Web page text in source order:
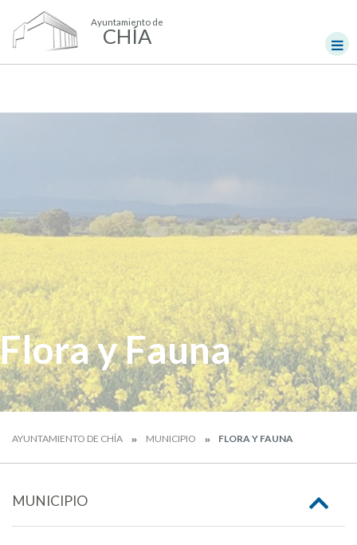
Ayuntamiento de
CHÍA
Flora y Fauna
AYUNTAMIENTO DE CHÍA MUNICIPIO FLORA Y FAUNA
MUNICIPIO